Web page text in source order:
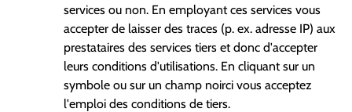
services ou non. En employant ces services vous
accepter de laisser des traces (p. ex. adresse IP) aux
prestataires des services tiers et donc d'accepter
leurs conditions d'utilisations. En cliquant sur un
symbole ou sur un champ noirci vous acceptez
l'emploi des conditions de tiers.